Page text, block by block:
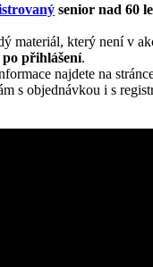
senior nad 60
materiál, který není v
po přihlášení.
najdete na
s objednávkou i s